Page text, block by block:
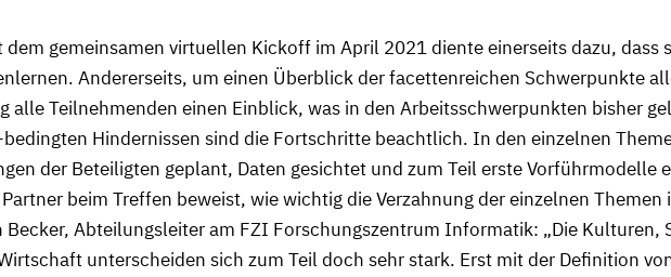
gemeinsamen virtuellen Kickoff im April 2021 diente einerseits dazu, dass
Andererseits, um einen Überblick der facettenreichen Schwerpunkte
alle Teilnehmenden einen Einblick, was in den Arbeitsschwerpunkten bisher
Hindernissen sind die Fortschritte beachtlich. In den einzelnen
der Beteiligten geplant, Daten gesichtet und zum Teil erste Vorführmodelle
beim Treffen beweist, wie wichtig die Verzahnung der einzelnen Themen
Abteilungsleiter am FZI Forschungszentrum Informatik: „Die Kulturen,
unterscheiden sich zum Teil doch sehr stark. Erst mit der Definition